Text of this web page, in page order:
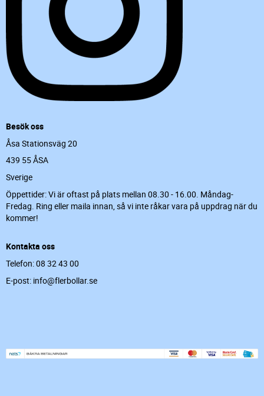
Besök oss
Åsa Stationsväg 20
439 55 ÅSA
Sverige
Öppettider: Vi är oftast på plats mellan 08.30 - 16.00. Måndag-
Fredag. Ring eller maila innan, så vi inte råkar vara på uppdrag när du
kommer!
Kontakta oss
Telefon: 08 32 43 00
E-post: info@flerbollar.se